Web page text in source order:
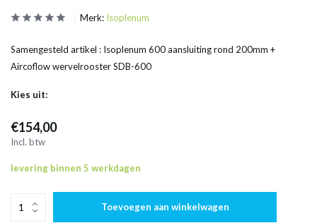
Merk: Isoplenum
Samengesteld artikel : Isoplenum 600 aansluiting rond 200mm +
Aircoflow wervelrooster SDB-600
Kies uit:
€154,00
Incl. btw
levering binnen 5 werkdagen
Toevoegen aan winkelwagen